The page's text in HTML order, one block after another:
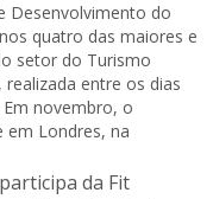
Desenvolvimento do
quatro das maiores e
setor do Turismo
entre os dias
novembro, o
em Londres, na
da Fit